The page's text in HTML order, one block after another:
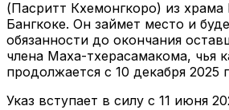
(Пасритт Кхемонгкоро) из храма
Бангкоке. Он займет место и
обязанности до окончания
члена Маха-тхерасамакома, чья
продолжается с 10 декабря 2025
Указ вступает в силу с 11 июня